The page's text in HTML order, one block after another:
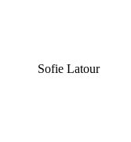
Sofie Latour